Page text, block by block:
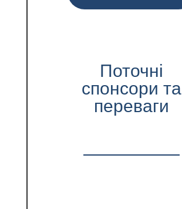
Поточні
спонсори та
переваги